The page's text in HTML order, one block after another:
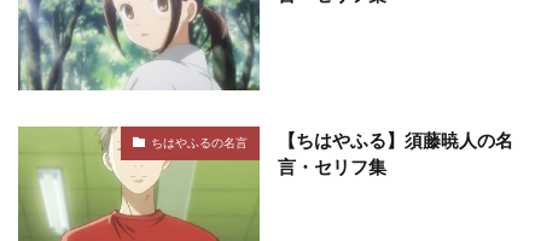
ちはやふるの名言
【ちはやふる】須藤暁人の名
言・セリフ集